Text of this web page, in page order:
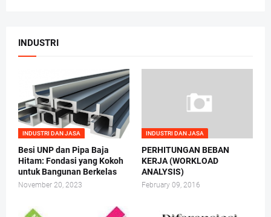
INDUSTRI
INDUSTRI DAN JASA
Besi UNP dan Pipa Baja
Hitam: Fondasi yang Kokoh
untuk Bangunan Berkelas
November 20, 2023
INDUSTRI DAN JASA
PERHITUNGAN BEBAN
KERJA (WORKLOAD
ANALYSIS)
February 09, 2016